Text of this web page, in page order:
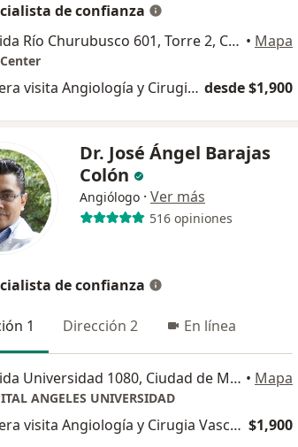
de confianza
Avenida Río Churubusco 601, Torre 2, Consultorio 631, Benito Juárez • Mapa
Primera visita Angiología y Cirugia Vascular desde $1,900
Dr. José Ángel Barajas
Colón
Angiólogo · Ver más
516 opiniones
de confianza
1 Dirección 2 En línea
Avenida Universidad 1080, Ciudad de México • Mapa
ANGELES UNIVERSIDAD
Primera visita Angiología y Cirugia Vascular $1,900